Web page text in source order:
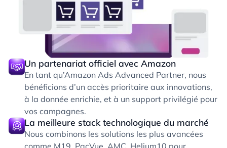
Un partenariat officiel avec Amazon
En tant qu’Amazon Ads Advanced Partner, nous
bénéficions d’un accès prioritaire aux innovations,
à la donnée enrichie, et à un support privilégié pour
vos campagnes.
La meilleure stack technologique du marché
Nous combinons les solutions les plus avancées
comme M19, PacVue, AMC, Helium10 pour